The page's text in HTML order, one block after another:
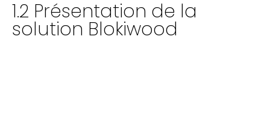
1.2 Présentation de la
solution Blokiwood